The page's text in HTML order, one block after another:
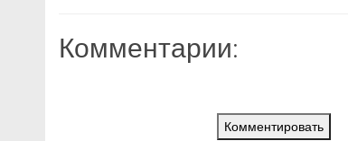
Комментарии:
Комментировать